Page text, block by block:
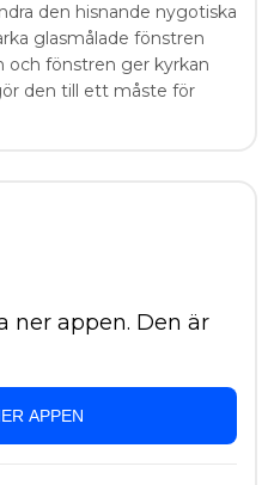
den hisnande nygotiska
glasmålade fönstren
och fönstren ger kyrkan
den till ett måste för
ner appen. Den är
APPEN